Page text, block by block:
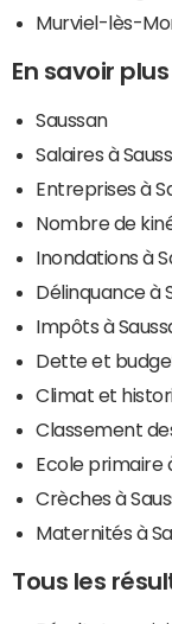
Murviel-lès-
En savoir
Saussan
Salaires à
Entreprises à
Nombre de
Inondations à
Délinquance à
Impôts à
Dette et
Climat et
Classement
Ecole primaire
Crèches à
Maternités à
Tous les